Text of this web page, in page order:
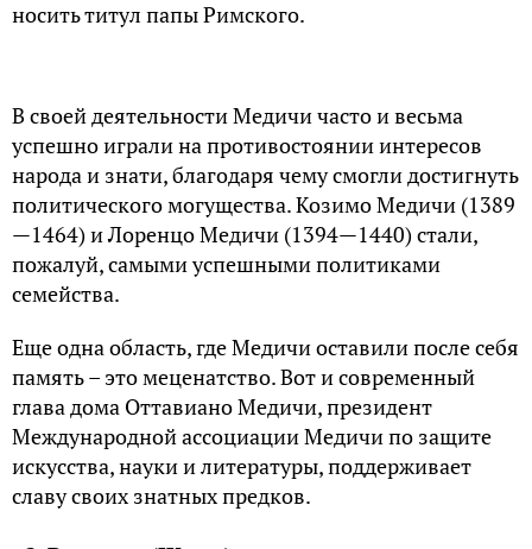
носить титул папы Римского.
В своей деятельности Медичи часто и весьма
успешно играли на противостоянии интересов
народа и знати, благодаря чему смогли достигнуть
политического могущества. Козимо Медичи (1389
—1464) и Лоренцо Медичи (1394—1440) стали,
пожалуй, самыми успешными политиками
семейства.
Еще одна область, где Медичи оставили после себя
память – это меценатство. Вот и современный
глава дома Оттавиано Медичи, президент
Международной ассоциации Медичи по защите
искусства, науки и литературы, поддерживает
славу своих знатных предков.